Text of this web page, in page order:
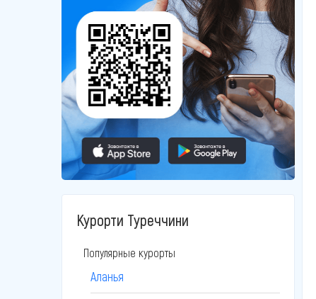
Курорти Туреччини
Популярные курорты
Аланья